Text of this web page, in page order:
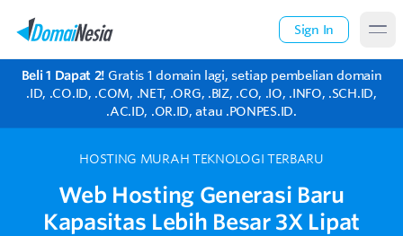
Sign In
Beli 1 Dapat 2! Gratis 1 domain lagi, setiap pembelian domain
.ID, .CO.ID, .COM, .NET, .ORG, .BIZ, .CO, .IO, .INFO, .SCH.ID,
.AC.ID, .OR.ID, atau .PONPES.ID.
HOSTING MURAH TEKNOLOGI TERBARU
Web Hosting Generasi Baru
Kapasitas Lebih Besar 3X Lipat